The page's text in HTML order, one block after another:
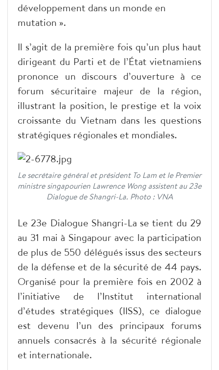
développement dans un monde en
mutation ».
Il s’agit de la première fois qu’un plus haut
dirigeant du Parti et de l’État vietnamiens
prononce un discours d’ouverture à ce
forum sécuritaire majeur de la région,
illustrant la position, le prestige et la voix
croissante du Vietnam dans les questions
stratégiques régionales et mondiales.
Le secrétaire général et président To Lam et le Premier
ministre singapourien Lawrence Wong assistent au 23e
Dialogue de Shangri-La. Photo : VNA
Le 23e Dialogue Shangri-La se tient du 29
au 31 mai à Singapour avec la participation
de plus de 550 délégués issus des secteurs
de la défense et de la sécurité de 44 pays.
Organisé pour la première fois en 2002 à
l’initiative de l’Institut international
d’études stratégiques (IISS), ce dialogue
est devenu l’un des principaux forums
annuels consacrés à la sécurité régionale
et internationale.